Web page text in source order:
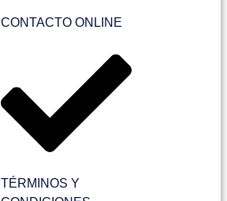
CONTACTO ONLINE
TÉRMINOS Y